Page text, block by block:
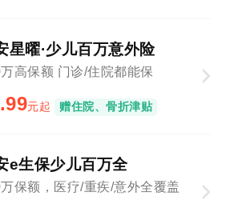
星曜·少儿百万意外险
高保额 门诊/住院都能保
元起 赠住院、骨折津贴
e生保少儿百万全
保额，医疗/重疾/意外全覆盖